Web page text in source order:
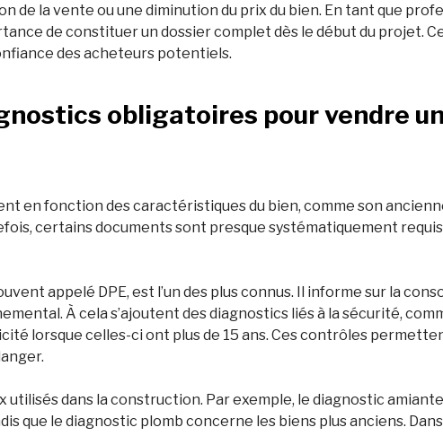
de la vente ou une diminution du prix du bien. En tant que
de constituer un dossier complet dès le début du projet.
des acheteurs potentiels.
obligatoires pour vendre un
en fonction des caractéristiques du bien, comme son
certains documents sont presque systématiquement requis
appelé DPE, est l’un des plus connus. Il informe sur la
À cela s’ajoutent des diagnostics liés à la sécurité,
lorsque celles-ci ont plus de 15 ans. Ces contrôles
utilisés dans la construction. Par exemple, le diagnostic
que le diagnostic plomb concerne les biens plus anciens.